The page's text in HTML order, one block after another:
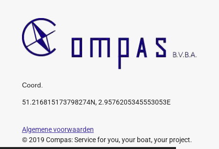
Coord.
51.216815173798274N, 2.9576205345553053E
Algemene voorwaarden
© 2019 Compas: Service for you, your boat, your project.